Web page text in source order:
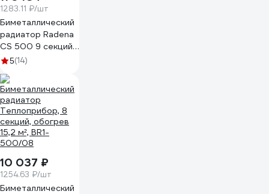
1283.11 ₽/шт
Биметаллический
радиатор Radena
CS 500 9 секций
009010209-01
5(14)
10 037 ₽
1254.63 ₽/шт
Биметаллический